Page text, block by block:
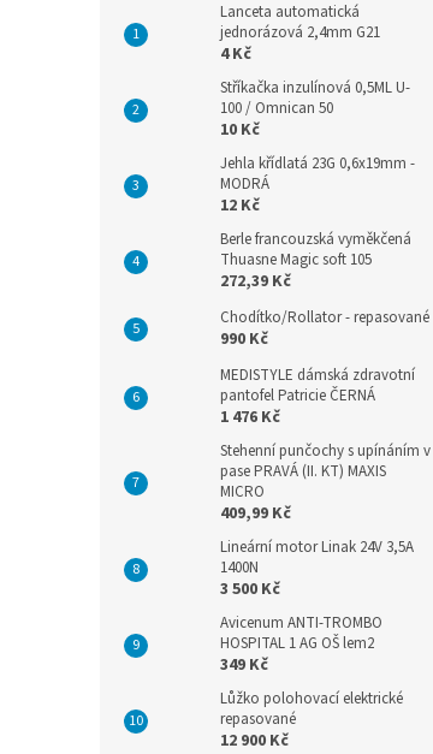
Lanceta automatická
jednorázová 2,4mm G21
4 Kč
Stříkačka inzulínová 0,5ML U-
100 / Omnican 50
10 Kč
Jehla křídlatá 23G 0,6x19mm -
MODRÁ
12 Kč
Berle francouzská vyměkčená
Thuasne Magic soft 105
272,39 Kč
Chodítko/Rollator - repasované
990 Kč
MEDISTYLE dámská zdravotní
pantofel Patricie ČERNÁ
1 476 Kč
Stehenní punčochy s upínáním v
pase PRAVÁ (II. KT) MAXIS
MICRO
409,99 Kč
Lineární motor Linak 24V 3,5A
1400N
3 500 Kč
Avicenum ANTI-TROMBO
HOSPITAL 1 AG OŠ lem2
349 Kč
Lůžko polohovací elektrické
repasované
12 900 Kč